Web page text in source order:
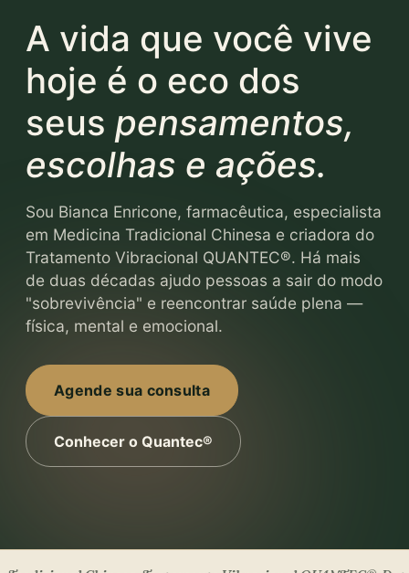
A vida que você vive
hoje é o eco dos
seus pensamentos,
escolhas e ações.
Sou Bianca Enricone, farmacêutica, especialista
em Medicina Tradicional Chinesa e criadora do
Tratamento Vibracional QUANTEC®. Há mais
de duas décadas ajudo pessoas a sair do modo
"sobrevivência" e reencontrar saúde plena —
física, mental e emocional.
Agende sua consulta
Conhecer o Quantec®